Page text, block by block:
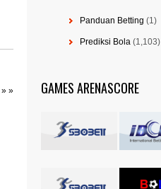
» »
Panduan Betting (1)
Prediksi Bola (1,103)
GAMES ARENASCORE